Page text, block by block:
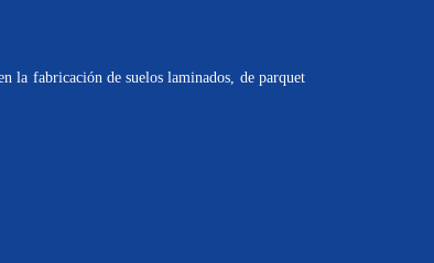
la fabricación de suelos laminados, de parquet